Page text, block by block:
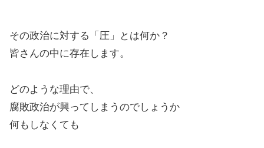
その政治に対する「圧」とは何か？
皆さんの中に存在します。
どのような理由で、
腐敗政治が興ってしまうのでしょうか
何もしなくても